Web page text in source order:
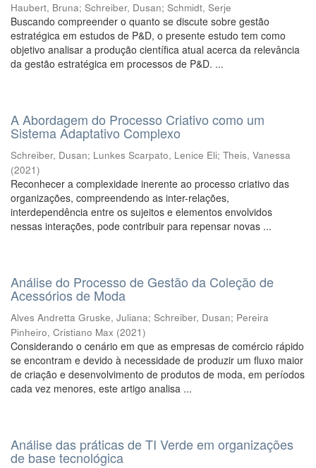
Haubert, Bruna; Schreiber, Dusan; Schmidt, Serje
Buscando compreender o quanto se discute sobre gestão
estratégica em estudos de P&D, o presente estudo tem como
objetivo analisar a produção científica atual acerca da relevância
da gestão estratégica em processos de P&D. ...
A Abordagem do Processo Criativo como um
Sistema Adaptativo Complexo
Schreiber, Dusan; Lunkes Scarpato, Lenice Eli; Theis, Vanessa
(2021)
Reconhecer a complexidade inerente ao processo criativo das
organizações, compreendendo as inter-relações,
interdependência entre os sujeitos e elementos envolvidos
nessas interações, pode contribuir para repensar novas ...
Análise do Processo de Gestão da Coleção de
Acessórios de Moda
Alves Andretta Gruske, Juliana; Schreiber, Dusan; Pereira
Pinheiro, Cristiano Max (2021)
Considerando o cenário em que as empresas de comércio rápido
se encontram e devido à necessidade de produzir um fluxo maior
de criação e desenvolvimento de produtos de moda, em períodos
cada vez menores, este artigo analisa ...
Análise das práticas de TI Verde em organizações
de base tecnológica